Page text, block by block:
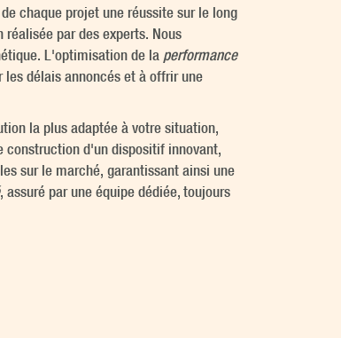
chaque projet une réussite sur le long
par des experts. Nous
L'optimisation de la performance
délais annoncés et à offrir une
la plus adaptée à votre situation,
construction d'un dispositif innovant,
sur le marché, garantissant ainsi une
, assuré par une équipe dédiée, toujours